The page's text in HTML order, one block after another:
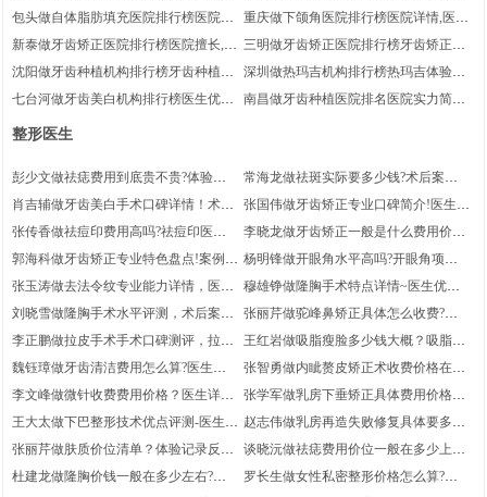
绍|医院优势简介_医院实力简介
嫩肤美白术后案例分享!医生优势简介
包头做自体脂肪填充医院排行榜医院信
息-自体脂肪填充恢复案例~医院擅长
重庆做下颌角医院排行榜医院详情,医院
实力盘点~医生详情
新泰做牙齿矫正医院排行榜医院擅长,医
生优势|医院实力盘点
三明做牙齿矫正医院排行榜牙齿矫正案
例感受，医院介绍|医生信息
沈阳做牙齿种植机构排行榜牙齿种植术
后案例细节反馈!附近4个季度参考费用
~医院实力盘点
深圳做热玛吉机构排行榜热玛吉体验日
记分享|医院简介,医院详情
七台河做牙齿美白机构排行榜医生优势
南昌做牙齿种植医院排名医院实力简介,
整形医生
彭少文做祛痣费用到底贵不贵?体验记
录分享_祛痣项目术后案例细节点评~医
生优势简介
常海龙做祛斑实际要多少钱?术后案例
变化反馈~祛斑项目术后恢复案例评价|
医生优势简介
肖吉辅做牙齿美白手术口碑详情！术后
体验感受反馈-牙齿美白医生恢复案例点
评，医生实力简介
张国伟做牙齿矫正专业口碑简介!医生介
绍，术后体验记录分享，牙齿矫正医生
术后体验感受点评
张传香做祛痘印费用高吗?祛痘印医生
术后体验过程点评_案例细节_医生擅长
李晓龙做牙齿矫正一般是什么费用价
格?医生详情|牙齿矫正医生术后案例体
验点评!案例感受反馈
郭海科做牙齿矫正专业特色盘点!案例揭
秘|医生优势简介-牙齿矫正医生术后案
例记录评价
杨明锋做开眼角水平高吗?开眼角项目
案例体验点评_医生优势介绍,术后案例
感受分享
张玉涛做去法令纹专业能力详情，医生
简介-案例分享，去法令纹项目术后体验
记录点评
穆雄铮做隆胸手术特点详情~医生优势
简介,术后案例记录分享!隆胸项目术后
体验过程评价
刘晓雪做隆胸手术水平评测，术后案例
记录分享!医生实力盘点，隆胸医生术后
体验过程评价
张丽芹做驼峰鼻矫正具体怎么收费?驼
峰鼻矫正项目术后案例记录评价~医生
信息~案例记录反馈
李正鹏做拉皮手术手术口碑测评，拉皮
手术项目术后案例点评_医生介绍,术后
案例体验反馈
王红岩做吸脂瘦脸多少钱大概？吸脂瘦
脸项目术后案例记录点评_术后案例变
化-医生优势
魏钰璋做牙齿清洁费用怎么算?医生简
介~案例记录!牙齿清洁项目体验过程评
价
张智勇做内眦赘皮矫正术收费价格在多
少上下？内眦赘皮矫正术项目案例细节
点评_案例变化_医生擅长
李文峰做微针收费费用价格？医生详
情！微针项目术后案例体验评价,案例细
节分享
张学军做乳房下垂矫正具体费用价格？
医生信息,案例记录分享!乳房下垂矫正
医生案例细节评价
王大太做下巴整形技术优点评测-医生实
力简介!案例细节反馈|下巴整形医生术
后案例感受点评
赵志伟做乳房再造失败修复具体要多少
钱?医生擅长!恢复案例|乳房再造失败修
复医生术后案例变化评价
张丽芹做肤质价位清单？体验记录反馈|
肤质医生案例日记评价,医生简介
谈晓沅做祛痣费用价位一般在多少上
下？祛痣项目术后案例感受评价_案例
分享_医生实力盘点
杜建龙做隆胸价钱一般在多少左右?体
罗长生做女性私密整形价格怎么算?女